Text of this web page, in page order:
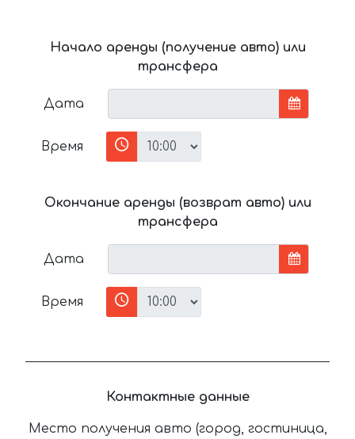
Начало аренды (получение авто) или
трансфера
Дата
Время
Окончание аренды (возврат авто) или
трансфера
Дата
Время
Контактные данные
Место получения авто (город, гостиница,